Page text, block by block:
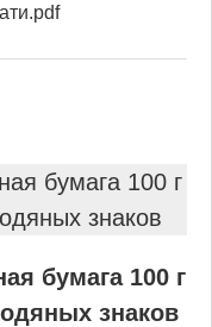
бумага 100 г
знаков
бумага 100 г
знаков